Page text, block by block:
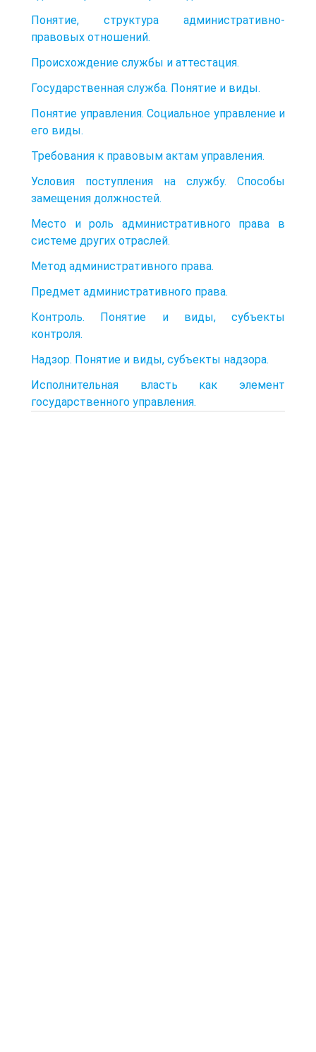
Понятие, структура административно-
правовых отношений.
Происхождение службы и аттестация.
Государственная служба. Понятие и виды.
Понятие управления. Социальное управление и
его виды.
Требования к правовым актам управления.
Условия поступления на службу. Способы
замещения должностей.
Место и роль административного права в
системе других отраслей.
Метод административного права.
Предмет административного права.
Контроль. Понятие и виды, субъекты
контроля.
Надзор. Понятие и виды, субъекты надзора.
Исполнительная власть как элемент
государственного управления.